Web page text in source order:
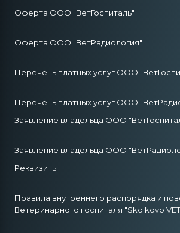
Оферта ООО "ВетГоспиталь"
Оферта ООО "ВетРадиология"
Перечень платных услуг ООО
Перечень платных услуг ООО
Заявление владельца ООО
Заявление владельца ООО
Реквизиты
Правила внутреннего распорядка и
Ветеринарного госпиталя "Skolkovo